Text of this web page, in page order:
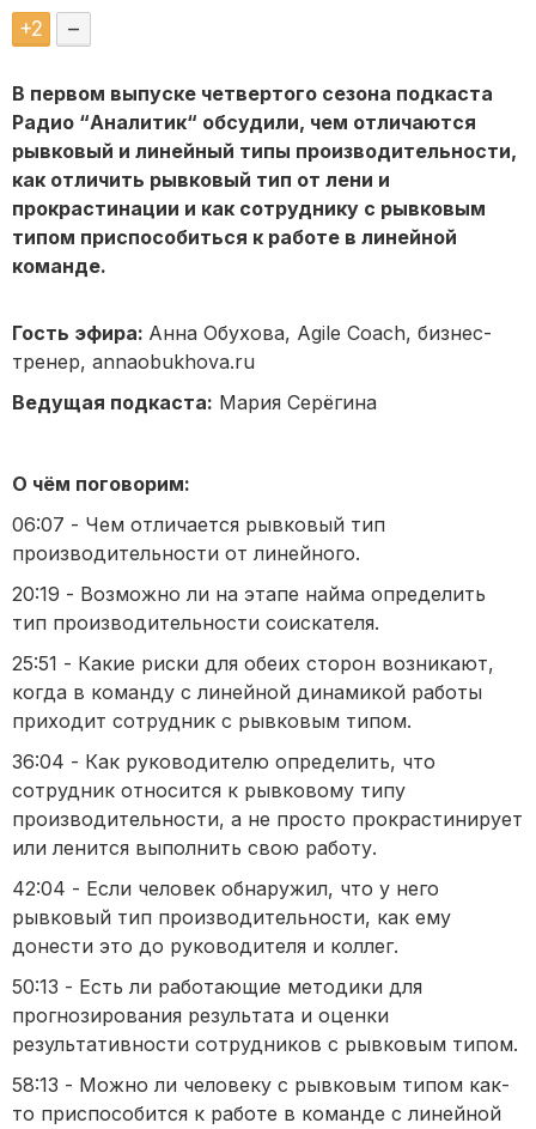
+2 –
В первом выпуске четвертого сезона подкаста
Радио “Аналитик“ обсудили, чем отличаются
рывковый и линейный типы производительности,
как отличить рывковый тип от лени и
прокрастинации и как сотруднику с рывковым
типом приспособиться к работе в линейной
команде.
Гость эфира: Анна Обухова, Agile Coach, бизнес-
тренер, annaobukhova.ru
Ведущая подкаста: Мария Серёгина
О чём поговорим:
06:07 - Чем отличается рывковый тип
производительности от линейного.
20:19 - Возможно ли на этапе найма определить
тип производительности соискателя.
25:51 - Какие риски для обеих сторон возникают,
когда в команду с линейной динамикой работы
приходит сотрудник с рывковым типом.
36:04 - Как руководителю определить, что
сотрудник относится к рывковому типу
производительности, а не просто прокрастинирует
или ленится выполнить свою работу.
42:04 - Если человек обнаружил, что у него
рывковый тип производительности, как ему
донести это до руководителя и коллег.
50:13 - Есть ли работающие методики для
прогнозирования результата и оценки
результативности сотрудников с рывковым типом.
58:13 - Можно ли человеку с рывковым типом как-
то приспособится к работе в команде с линейной